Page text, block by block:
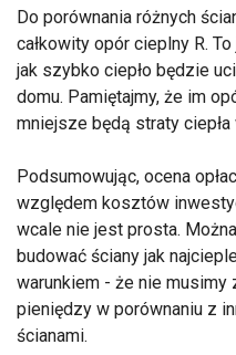
Do porównania różnych
całkowity opór cieplny R.
jak szybko ciepło będzie
domu. Pamiętajmy, że im
mniejsze będą straty
Podsumowując, ocena
względem kosztów
wcale nie jest prosta.
budować ściany jak
warunkiem - że nie musimy
pieniędzy w porównaniu z
ścianami.